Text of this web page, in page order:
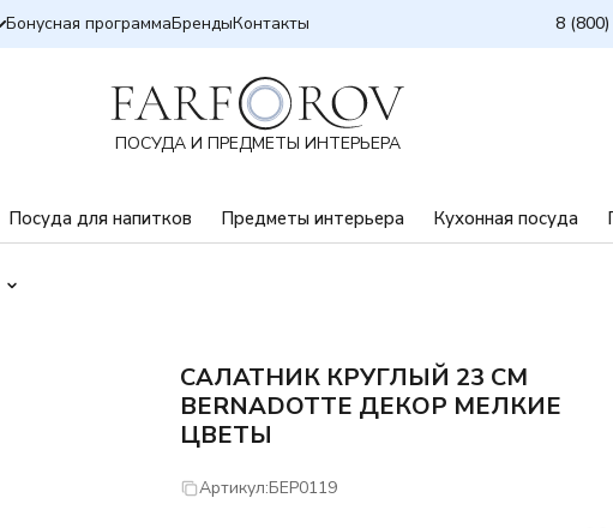
Бонусная программаБрендыКонтакты 8
ПОСУДА И ПРЕДМЕТЫ ИНТЕРЬЕРА
Посуда для напитков Предметы интерьера Кухонная посуда
САЛАТНИК КРУГЛЫЙ 23 СМ
BERNADOTTE ДЕКОР МЕЛКИЕ
ЦВЕТЫ
Артикул:БЕР0119